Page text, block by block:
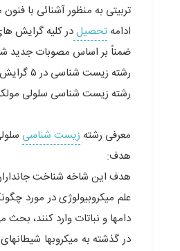
تربیتى به منظور آشنائى با
ادامه تحصیلدر کلیه گرایش
ضمناً بر اساس مصوبات جدید شوراى
رشته زیست شناسی در ۵ گرایش (دبیری، عمومی، علوم گیاهی، علوم جانوری، دریا)
رشته زیست شناسی سلولى مولکولى در ۵ گرایش (علوم سلولى و مولکولی، میکروبیولوژی،
معرفی رشته زیست شناسی
هدف:
هدف این شاخه شناخت
علم میکروبیولوژی در مورد
دامها و نباتات وارد کنند، بحث
در گذشته به میکروبها